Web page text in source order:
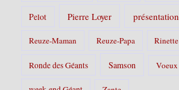
Pelot Pierre Loyer présentation
Reuze-Maman Reuze-Papa Rinette
Ronde des Géants Samson Voeux